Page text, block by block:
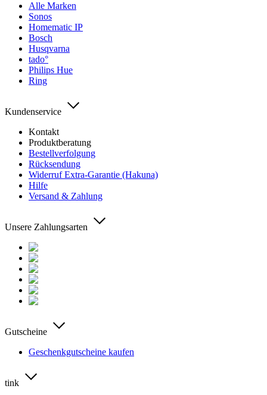
Alle Marken
Sonos
Homematic IP
Bosch
Husqvarna
tado°
Philips Hue
Ring
Kundenservice
Kontakt
Produktberatung
Bestellverfolgung
Rücksendung
Widerruf Extra-Garantie (Hakuna)
Hilfe
Versand & Zahlung
Unsere Zahlungsarten
Gutscheine
Geschenkgutscheine kaufen
tink